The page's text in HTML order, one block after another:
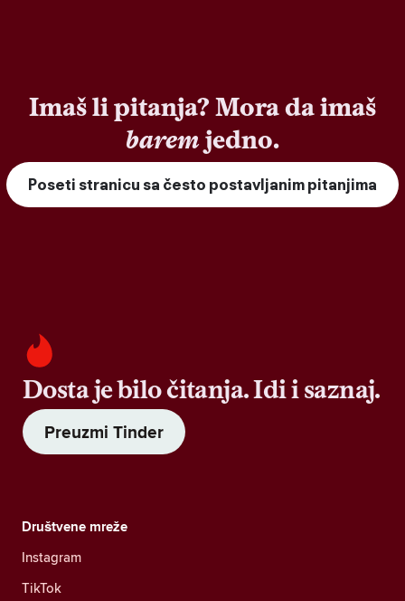
Imaš li pitanja? Mora da imaš
baremjedno.
Poseti stranicu sa često postavljanim pitanjima
Dosta je bilo čitanja. Idi i saznaj.
Preuzmi Tinder
Društvene mreže
Instagram
TikTok